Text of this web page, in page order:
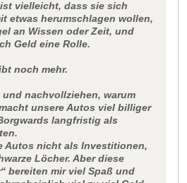
vielleicht, dass sie sich
etwas herumschlagen wollen,
an Wissen oder Zeit, und
Geld eine Rolle.
noch mehr.
nachvollziehen, warum
unsere Autos viel billiger
langfristig als
Autos nicht als Investitionen,
Löcher. Aber diese
bereiten mir viel Spaß und